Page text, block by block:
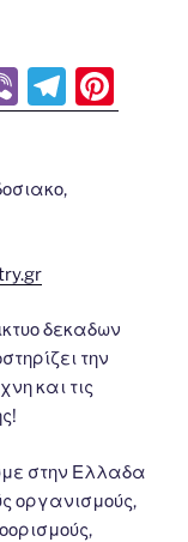
Vi
b
T
el
gr
nt
δεκαδων
την
και τις
στην Ελλαδα
οργανισμούς,